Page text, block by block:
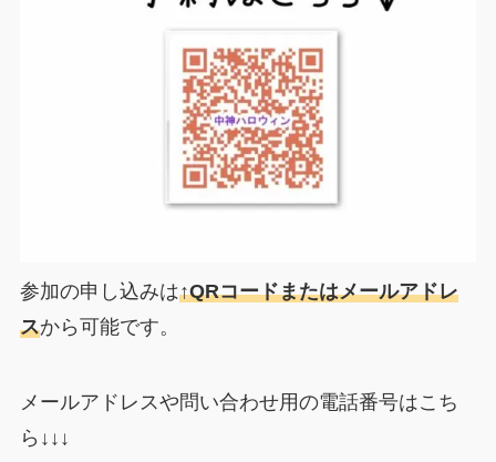
参加の申し込みは↑QRコードまたはメールアドレ
スから可能です。
メールアドレスや問い合わせ用の電話番号はこち
ら↓↓↓